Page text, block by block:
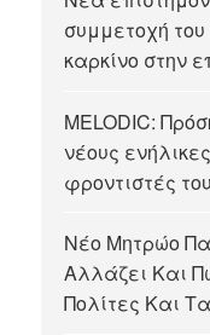
συμμετοχή
καρκίνο στην
MELODIC:
νέους
φροντιστές
Νέο Μητρώο
Αλλάζει Και
Πολίτες Και